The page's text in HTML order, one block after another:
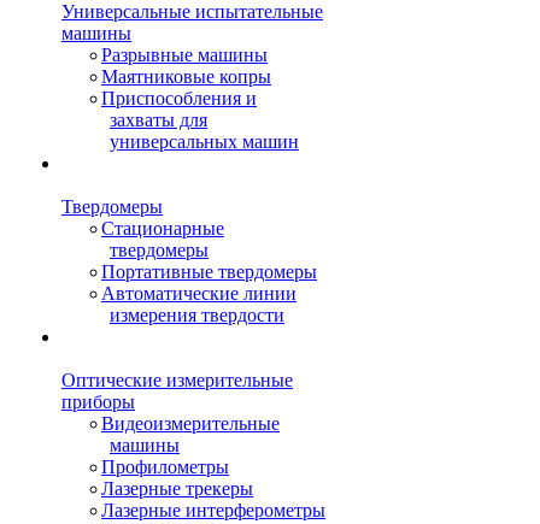
Универсальные испытательные
машины
Разрывные машины
Маятниковые копры
Приспособления и
захваты для
универсальных машин
Твердомеры
Стационарные
твердомеры
Портативные твердомеры
Автоматические линии
измерения твердости
Оптические измерительные
приборы
Видеоизмерительные
машины
Профилометры
Лазерные трекеры
Лазерные интерферометры